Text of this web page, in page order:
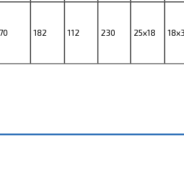
70 182 112 230 25х18